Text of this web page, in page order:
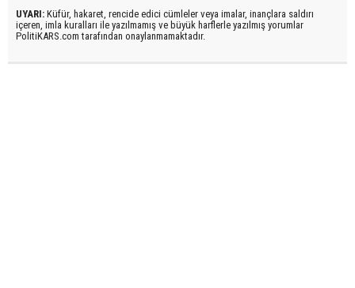
UYARI: Küfür, hakaret, rencide edici cümleler veya imalar, inançlara saldırı
içeren, imla kuralları ile yazılmamış ve büyük harflerle yazılmış yorumlar
PolitiKARS.com tarafından onaylanmamaktadır.